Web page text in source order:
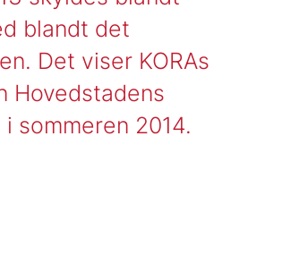
blandt det
Det viser KORAs
Hovedstadens
sommeren 2014.